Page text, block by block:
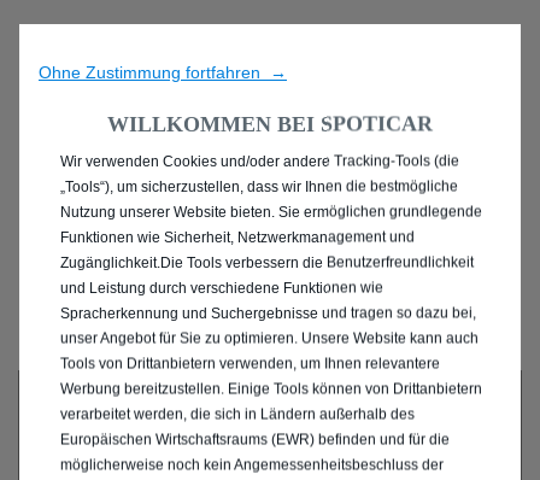
ENTDECKEN SIE ALLE
MIT PLUG-IN-HYBRID
ANTRIEB IN DESSAU
Ohne Zustimmung fortfahren →
WILLKOMMEN BEI SPOTICAR
Wir verwenden Cookies und/oder andere Tracking-Tools (die
„Tools“), um sicherzustellen, dass wir Ihnen die bestmögliche
Nutzung unserer Website bieten. Sie ermöglichen grundlegende
Funktionen wie Sicherheit, Netzwerkmanagement und
Zugänglichkeit.Die Tools verbessern die Benutzerfreundlichkeit
und Leistung durch verschiedene Funktionen wie
Spracherkennung und Suchergebnisse und tragen so dazu bei,
unser Angebot für Sie zu optimieren. Unsere Website kann auch
Tools von Drittanbietern verwenden, um Ihnen relevantere
Werbung bereitzustellen. Einige Tools können von Drittanbietern
verarbeitet werden, die sich in Ländern außerhalb des
Europäischen Wirtschaftsraums (EWR) befinden und für die
möglicherweise noch kein Angemessenheitsbeschluss der